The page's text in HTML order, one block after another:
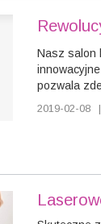
Nasz salon
pozwala
2019-02-08 |